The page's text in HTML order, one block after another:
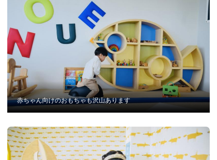
赤ちゃん向けのおもちゃも沢山あります